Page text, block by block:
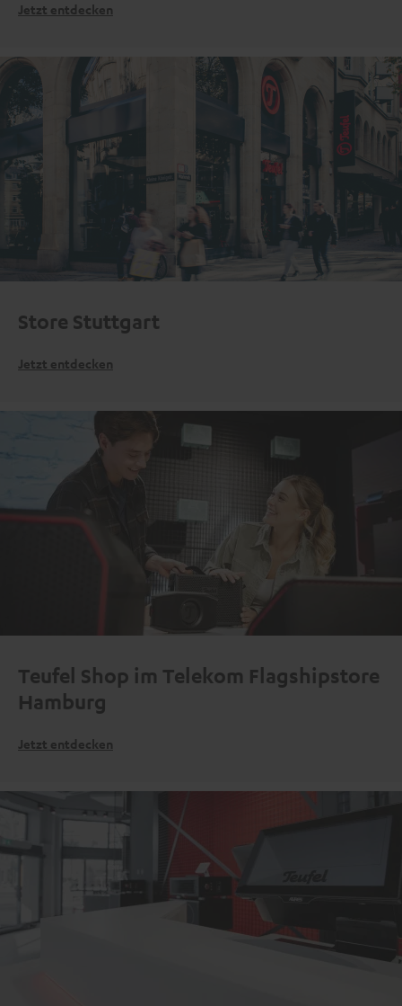
Jetzt entdecken
Store Stuttgart
Jetzt entdecken
Teufel Shop im Telekom Flagshipstore
Hamburg
Jetzt entdecken